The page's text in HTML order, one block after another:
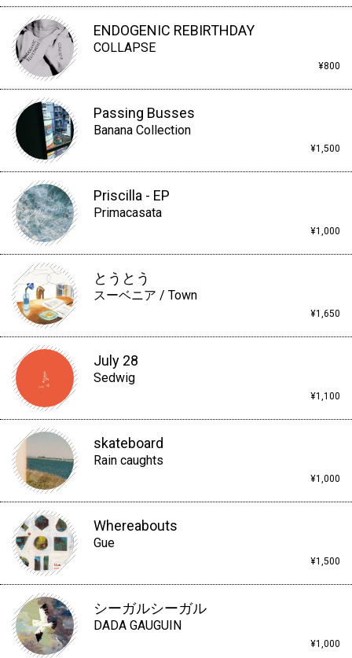
ENDOGENIC REBIRTHDAY
COLLAPSE
¥800
Passing Busses
Banana Collection
¥1,500
Priscilla - EP
Primacasata
¥1,000
とうとう
スーベニア / Town
¥1,650
July 28
Sedwig
¥1,100
skateboard
Rain caughts
¥1,000
Whereabouts
Gue
¥1,500
シーガルシーガル
DADA GAUGUIN
¥1,000